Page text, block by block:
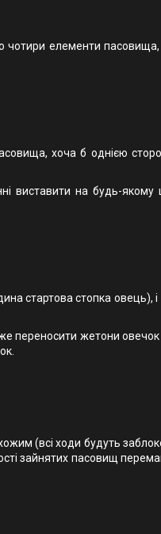
чотири елементи
хоча б однією
виставити на будь-якому
стартова стопка овець), і
переносити жетони овечок
(всі ходи будуть
зайнятих пасовищ